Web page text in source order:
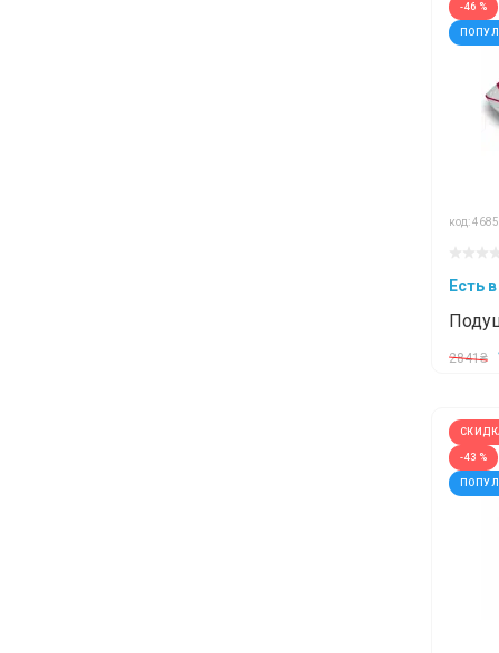
-46 %
код:
Есть
2841₴
-43 %